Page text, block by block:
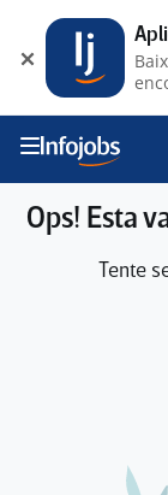
Ops! Esta
Tente